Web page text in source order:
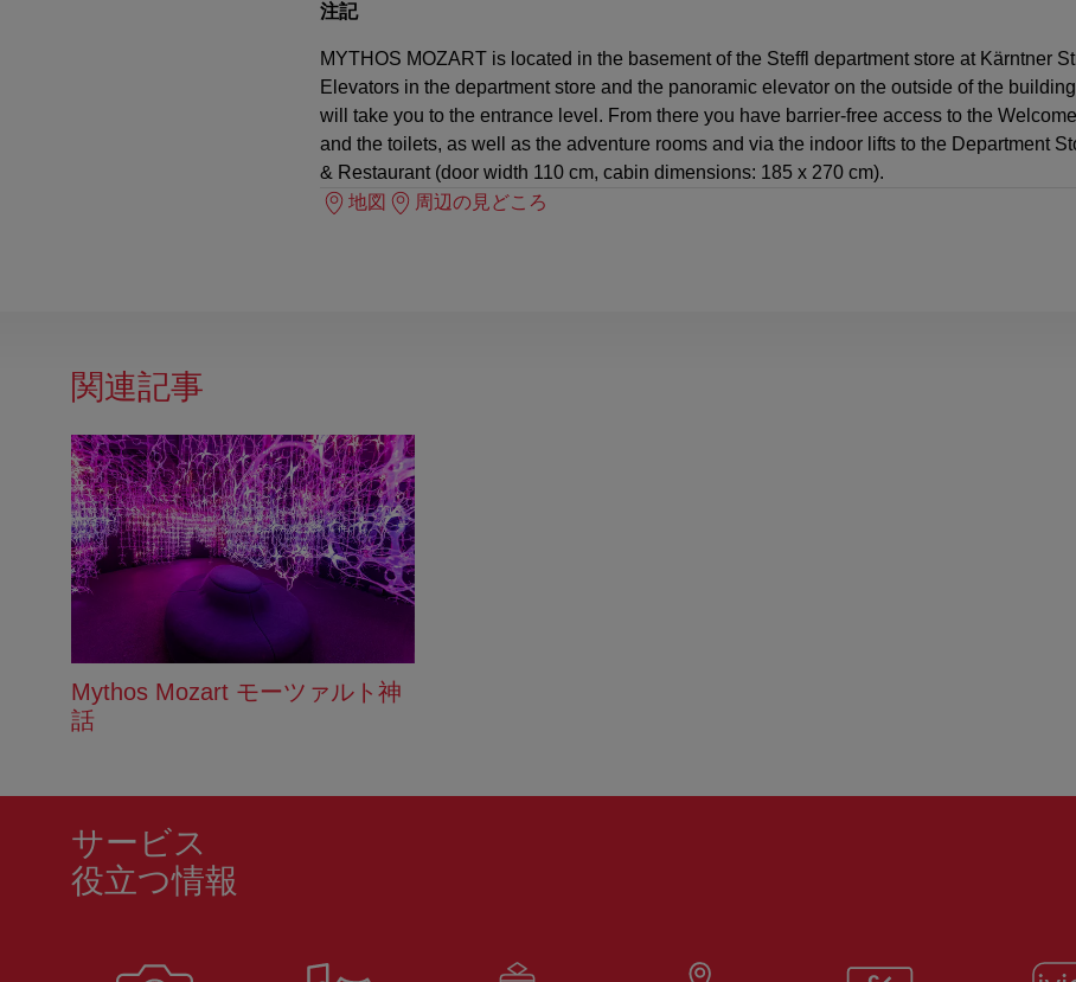
注記
MYTHOS MOZART is located in the basement of the Steffl department store at Kärntner
Elevators in the department store and the panoramic elevator on the outside of the
will take you to the entrance level. From there you have barrier-free access to the
and the toilets, as well as the adventure rooms and via the indoor lifts to the Department
& Restaurant (door width 110 cm, cabin dimensions: 185 x 270 cm).
地図
周辺の見どころ
関連記事
Mythos Mozart モーツァルト神
話
サービス
役立つ情報